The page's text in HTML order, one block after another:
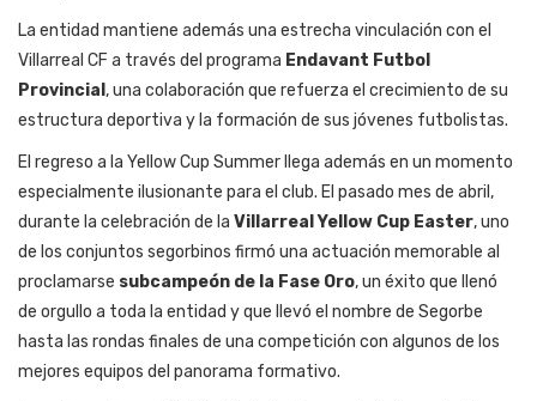
La entidad mantiene además una estrecha vinculación con el
Villarreal CF a través del programa Endavant Futbol
Provincial , una colaboración que refuerza el crecimiento de su
estructura deportiva y la formación de sus jóvenes futbolistas.
El regreso a la Yellow Cup Summer llega además en un momento
especialmente ilusionante para el club. El pasado mes de abril,
durante la celebración de la Villarreal Yellow Cup Easter, uno
de los conjuntos segorbinos firmó una actuación memorable al
proclamarse subcampeón de la Fase Oro, un éxito que llenó
de orgullo a toda la entidad y que llevó el nombre de Segorbe
hasta las rondas finales de una competición con algunos de los
mejores equipos del panorama formativo.